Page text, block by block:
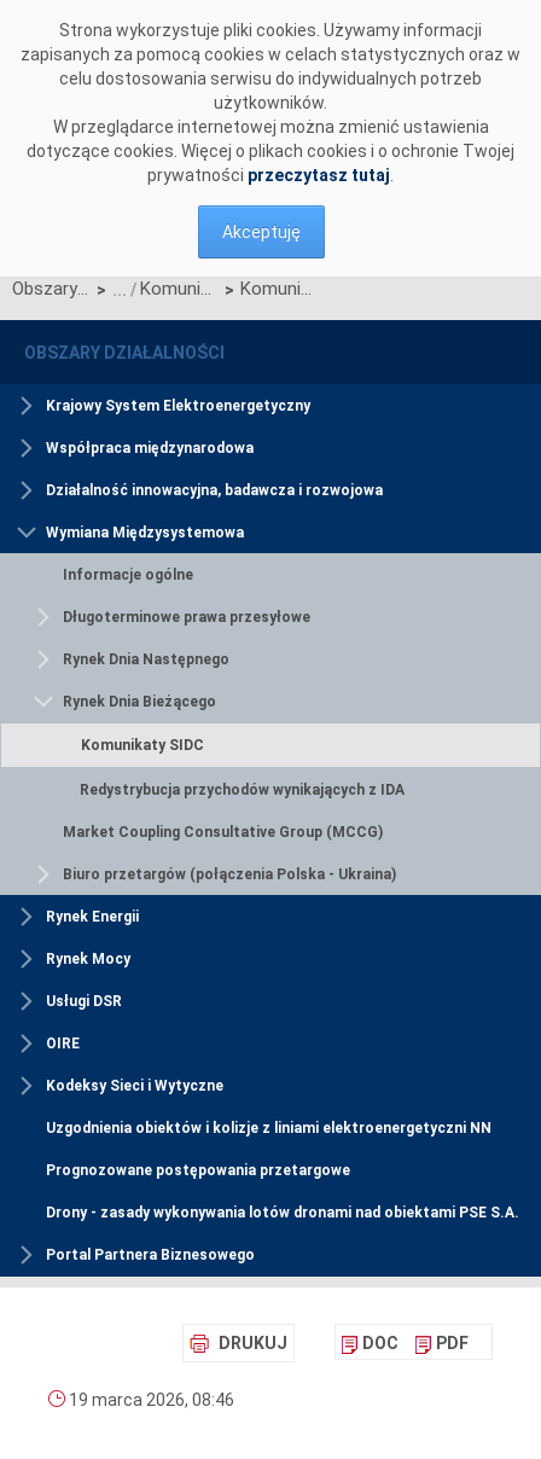
Strona wykorzystuje pliki cookies. Używamy informacji
zapisanych za pomocą cookies w celach statystycznych oraz w
celu dostosowania serwisu do indywidualnych potrzeb
użytkowników.
W przeglądarce internetowej można zmienić ustawienia
dotyczące cookies. Więcej o plikach cookies i o ochronie Twojej
prywatności przeczytasz tutaj
Akceptuję
Obszary działalności > Komunikaty SIDC > Komunikat OSP dotyczący zawieszenia procesu Jednolitego łączenia Rynków Dnia Bieżącego w dniu 25.03.2026.
OBSZARY DZIAŁALNOŚCI
Krajowy System Elektroenergetyczny
Współpraca międzynarodowa
Działalność innowacyjna, badawcza i rozwojowa
Wymiana Międzysystemowa
Informacje ogólne
Długoterminowe prawa przesyłowe
Rynek Dnia Następnego
Rynek Dnia Bieżącego
Komunikaty SIDC
Redystrybucja przychodów wynikających z IDA
Market Coupling Consultative Group (MCCG)
Biuro przetargów (połączenia Polska - Ukraina)
Rynek Energii
Rynek Mocy
Usługi DSR
OIRE
Kodeksy Sieci i Wytyczne
Uzgodnienia obiektów i kolizje z liniami elektroenergetyczni NN
Prognozowane postępowania przetargowe
Drony - zasady wykonywania lotów dronami nad obiektami PSE S.A.
Portal Partnera Biznesowego
DRUKUJ DOC PDF
19 marca 2026, 08:46